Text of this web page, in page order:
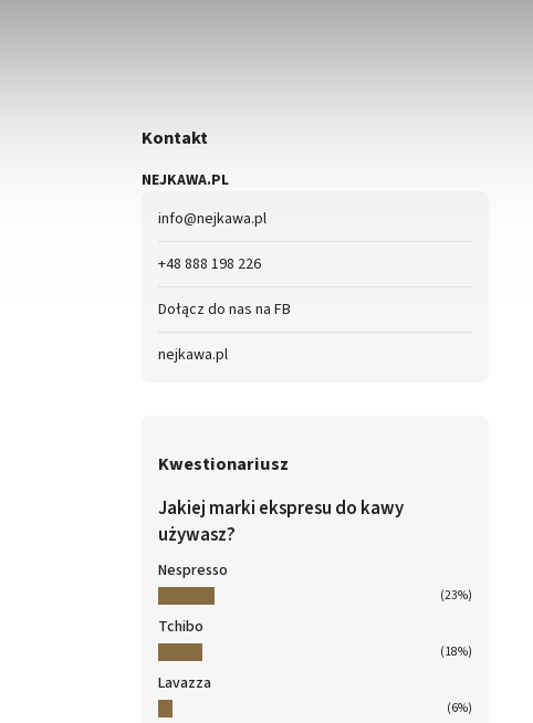
Kontakt
NEJKAWA.PL
info@nejkawa.pl
+48 888 198 226
Dołącz do nas na FB
nejkawa.pl
Kwestionariusz
Jakiej marki ekspresu do kawy
używasz?
Nespresso
(23%)
Tchibo
(18%)
Lavazza
(6%)